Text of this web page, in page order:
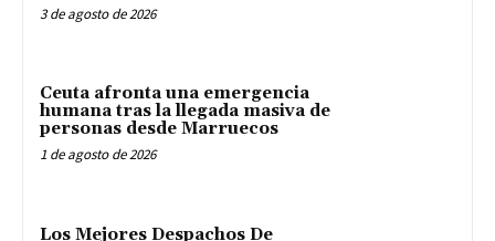
3 de agosto de 2026
Ceuta afronta una emergencia
humana tras la llegada masiva de
personas desde Marruecos
1 de agosto de 2026
Los Mejores Despachos De